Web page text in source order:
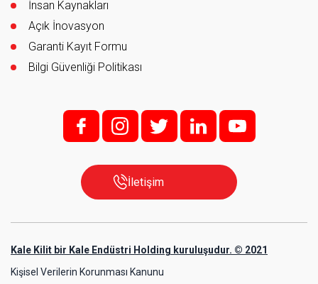
İnsan Kaynakları
Açık İnovasyon
Garanti Kayıt Formu
Bilgi Güvenliği Politikası
f; i; t l y
İletişim
Kale Kilit bir Kale Endüstri Holding kuruluşudur. © 2021
Kişisel Verilerin Korunması Kanunu